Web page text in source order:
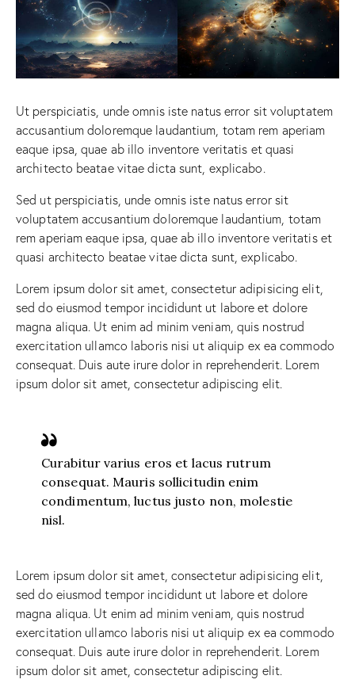
Ut perspiciatis, unde omnis iste natus error sit voluptatem
accusantium doloremque laudantium, totam rem aperiam
eaque ipsa, quae ab illo inventore veritatis et quasi
architecto beatae vitae dicta sunt, explicabo.
Sed ut perspiciatis, unde omnis iste natus error sit
voluptatem accusantium doloremque laudantium, totam
rem aperiam eaque ipsa, quae ab illo inventore veritatis et
quasi architecto beatae vitae dicta sunt, explicabo.
Lorem ipsum dolor sit amet, consectetur adipisicing elit,
sed do eiusmod tempor incididunt ut labore et dolore
magna aliqua. Ut enim ad minim veniam, quis nostrud
exercitation ullamco laboris nisi ut aliquip ex ea commodo
consequat. Duis aute irure dolor in reprehenderit. Lorem
ipsum dolor sit amet, consectetur adipiscing elit.
Curabitur varius eros et lacus rutrum
consequat. Mauris sollicitudin enim
condimentum, luctus justo non, molestie
nisl.
Lorem ipsum dolor sit amet, consectetur adipisicing elit,
sed do eiusmod tempor incididunt ut labore et dolore
magna aliqua. Ut enim ad minim veniam, quis nostrud
exercitation ullamco laboris nisi ut aliquip ex ea commodo
consequat. Duis aute irure dolor in reprehenderit. Lorem
ipsum dolor sit amet, consectetur adipiscing elit.